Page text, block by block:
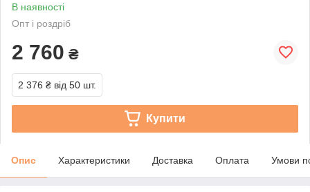
В наявності
Опт і роздріб
2 760 ₴
2 376 ₴ від 50 шт.
Купити
Опис Характеристики Доставка Оплата Умови